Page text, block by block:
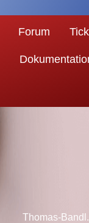
Forum
Thomas-